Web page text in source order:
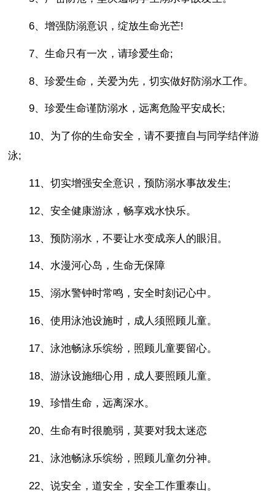
6、增强防溺意识，绽放生命光芒!
7、生命只有一次，请珍爱生命;
8、珍爱生命，关爱为先，切实做好防溺水工作。
9、珍爱生命谨防溺水，远离危险平安成长;
10、为了你的生命安全，请不要擅自与同学结伴游
泳;
11、切实增强安全意识，预防溺水事故发生;
12、安全健康游泳，畅享戏水快乐。
13、预防溺水，不要让水变成亲人的眼泪。
14、水漫河心岛，生命无保障
15、溺水警钟时常鸣，安全时刻记心中。
16、使用泳池设施时，成人须照顾儿童。
17、泳池畅泳乐缤纷，照顾儿童要留心。
18、游泳设施细心用，成人要照顾儿童。
19、珍惜生命，远离深水。
20、生命有时很脆弱，莫要对我太迷恋
21、泳池畅泳乐缤纷，照顾儿童勿分神。
22、说安全，道安全，安全工作重泰山。